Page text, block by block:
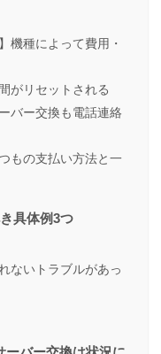
機種によって費用・
がリセットされる
バー交換も電話連絡
もの支払い方法と一
具体例3つ
ないトラブルがあっ